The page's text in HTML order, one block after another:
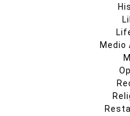
Medio